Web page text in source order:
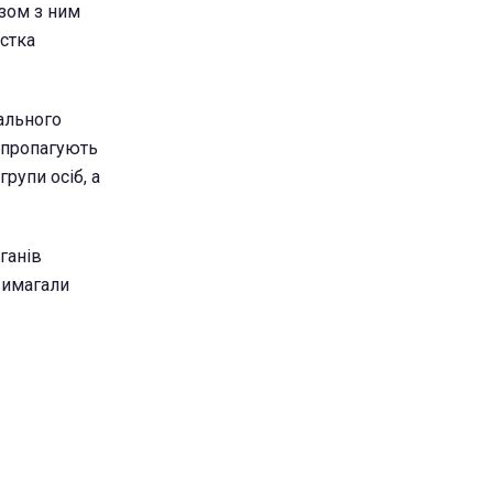
з ним
осіб, а